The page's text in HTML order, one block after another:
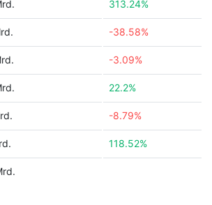
313.24%
-38.58%
-3.09%
22.2%
-8.79%
118.52%